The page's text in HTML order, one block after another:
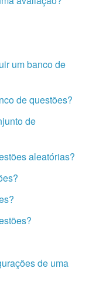
um banco de
de questões?
de
aleatórias?
de uma